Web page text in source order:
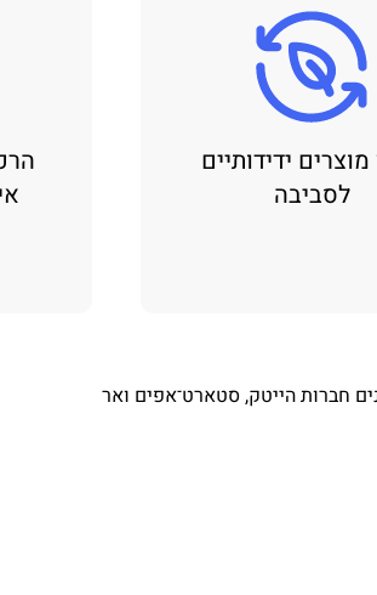
מוצרים ידידותיים
לסביבה
חברות הייטק, סטארט־אפים ואר